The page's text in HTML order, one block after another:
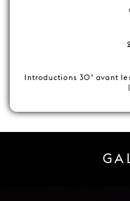
Introductions 30’ avant